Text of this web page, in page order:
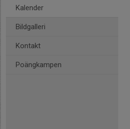
Kalender
Bildgalleri
Kontakt
Poängkampen